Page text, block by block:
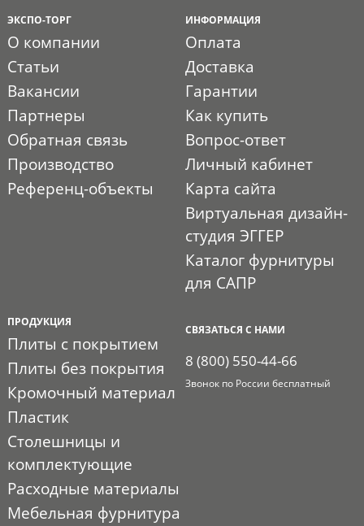
ЭКСПО-ТОРГ
О компании
Статьи
Вакансии
Партнеры
Обратная связь
Производство
Референц-объекты
ИНФОРМАЦИЯ
Оплата
Доставка
Гарантии
Как купить
Вопрос-ответ
Личный кабинет
Карта сайта
Виртуальная дизайн-
студия ЭГГЕР
Каталог фурнитуры
для САПР
ПРОДУКЦИЯ
Плиты с покрытием
Плиты без покрытия
Кромочный материал
Пластик
Столешницы и
комплектующие
Расходные материалы
Мебельная фурнитура
СВЯЗАТЬСЯ С НАМИ
8 (800) 550-44-66
Звонок по России бесплатный